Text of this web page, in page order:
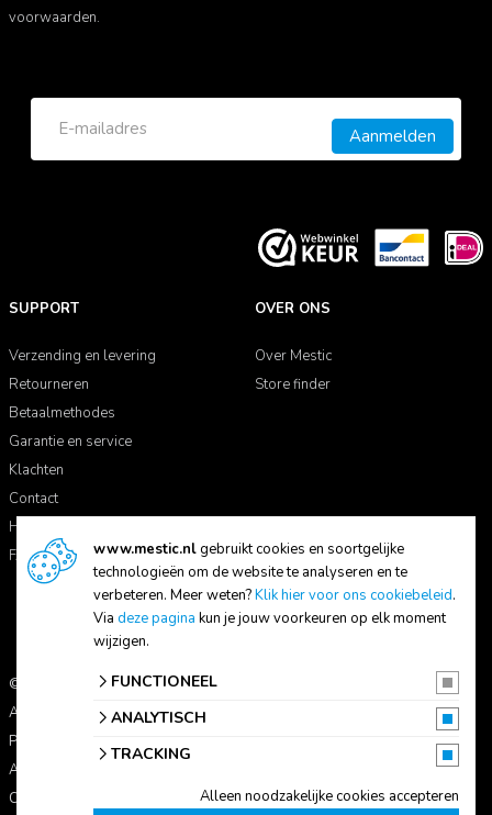
voorwaarden.
Aanmelden
SUPPORT
Verzending en levering
Retourneren
Betaalmethodes
Garantie en service
Klachten
Contact
Handleidingen
FAQ
OVER ONS
Over Mestic
Store finder
© 2026 Mestic
Alle prijzen zijn inclusief btw.
Privacyverklaring
Algemene voorwaarden
Cookie-instellingen
www.mestic.nlgebruikt cookies en soortgelijke
technologieën om de website te analyseren en te
verbeteren. Meer weten?Klik hier voor ons cookiebeleid.
Via deze pagina kun je jouw voorkeuren op elk moment
wijzigen.
FUNCTIONEEL
ANALYTISCH
TRACKING
Alleen noodzakelijke cookies accepteren